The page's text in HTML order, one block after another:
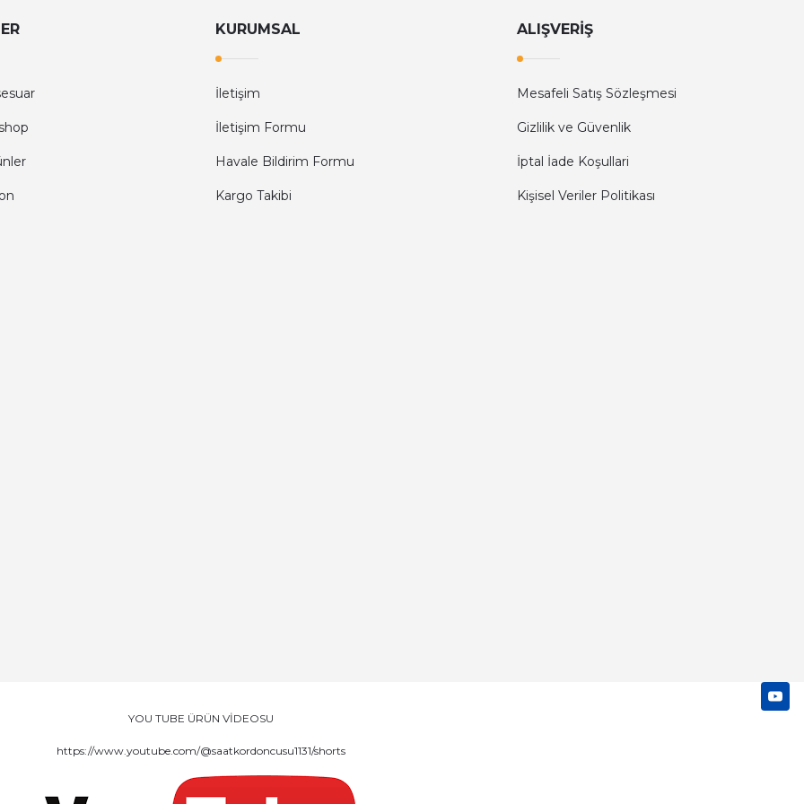
KURUMSAL
İletişim
İletişim Formu
Havale Bildirim Formu
Kargo Takibi
ALIŞVERİŞ
Mesafeli Satış Sözleşmesi
Gizlilik ve Güvenlik
İptal İade Koşullari
Kişisel Veriler Politikası
YOU TUBE ÜRÜN VİDEOSU
https://www.youtube.com/@saatkordoncusu1131/shorts